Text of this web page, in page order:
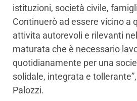
istituzioni, società civile,
Continuerò ad essere vicino a
attivita autorevoli e rilevanti
maturata che è necessario
quotidianamente per una
solidale, integrata e
Palozzi.